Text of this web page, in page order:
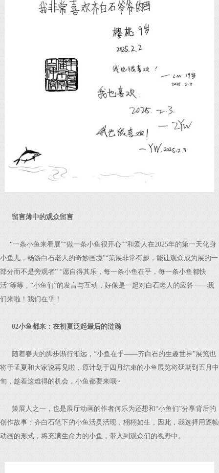
留言薄中的观众留言
“一条小鱼来看展”“做一条小鱼很开心”“和爱人在2025年的第一天化身
小鱼儿，畅游白石老人的奇妙画境”“策展非常有趣，能让观众成为展的一
部分而不是旁观者” “愿自得其乐，每一条小鱼在乎，每一条小鱼都快
活”等等，“小鱼们”的发言与互动，好像是一起对白石老人的应答——我
们来啦！我们在乎！
02小鱼都来：在初夏泛起最后的涟漪
随着春天的脚步渐行渐远，“小鱼在乎——齐白石的生趣世界”展览也
将于孟夏和大家说再见啦，原计划于四月结束的小鱼展览将延期到五月中
旬，趁着这难得的机会，小鱼都要来哦~
策展人之一，也是展厅动画的作者何乐为还想和“小鱼们”分享背后的
创作故事：齐白石笔下的小鱼活灵活现，栩栩如生，因此，我选择用逐帧
动画的形式，将充满生命力的小鱼，带入到观众们的视野中。